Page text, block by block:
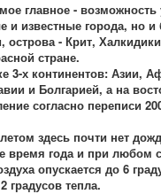
главное - возможность
и известные города, но
- Крит,
стране.
х континентов: Азии,
и Болгарией, а на
согласно переписи
здесь почти нет
время года и при любом
опускается до 6
градусов тепла.